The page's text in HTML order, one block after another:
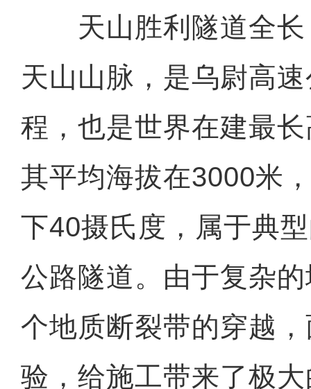
天山胜利隧道全长
天山山脉，是乌尉高速
程，也是世界在建最
其平均海拔在3000米
下40摄氏度，属于典
公路隧道。由于复杂
个地质断裂带的穿越
验，给施工带来了极